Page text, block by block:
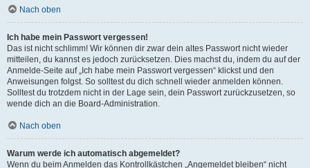
Nach oben
Ich habe mein Passwort vergessen!
Das ist nicht schlimm! Wir können dir zwar dein altes Passwort nicht wieder
mitteilen, du kannst es jedoch zurücksetzen. Dies machst du, indem du auf der
Anmelde-Seite auf „Ich habe mein Passwort vergessen“ klickst und den
Anweisungen folgst. So solltest du dich schnell wieder anmelden können.
Solltest du trotzdem nicht in der Lage sein, dein Passwort zurückzusetzen, so
wende dich an die Board-Administration.
Nach oben
Warum werde ich automatisch abgemeldet?
Wenn du beim Anmelden das Kontrollkästchen „Angemeldet bleiben“ nicht